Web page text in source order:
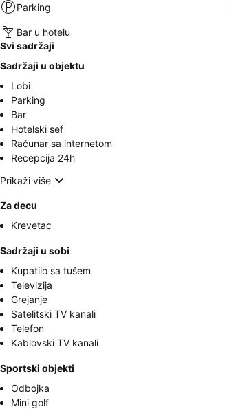
Parking
Bar u hotelu
Svi sadržaji
Sadržaji u objektu
Lobi
Parking
Bar
Hotelski sef
Računar sa internetom
Recepcija 24h
Prikaži više
Za decu
Krevetac
Sadržaji u sobi
Kupatilo sa tušem
Televizija
Grejanje
Satelitski TV kanali
Telefon
Kablovski TV kanali
Sportski objekti
Odbojka
Mini golf